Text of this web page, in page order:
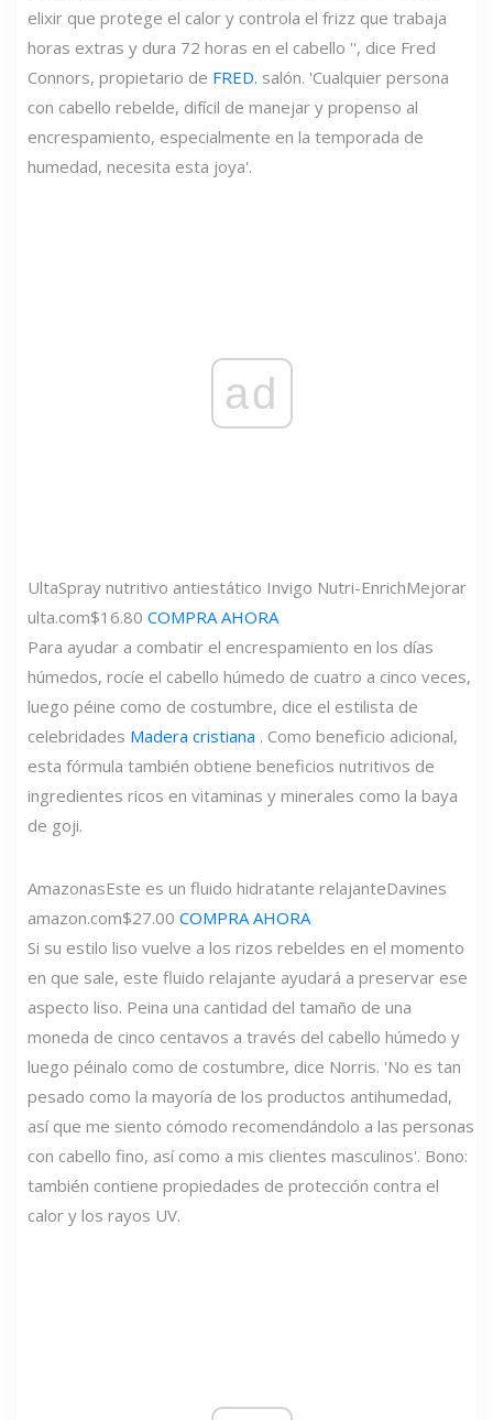
elixir que protege el calor y controla el frizz que trabaja
horas extras y dura 72 horas en el cabello '', dice Fred
Connors, propietario de FRED. salón. 'Cualquier persona
con cabello rebelde, difícil de manejar y propenso al
encrespamiento, especialmente en la temporada de
humedad, necesita esta joya'.
ad
UltaSpray nutritivo antiestático Invigo Nutri-EnrichMejorar
ulta.com$16.80 COMPRA AHORA
Para ayudar a combatir el encrespamiento en los días
húmedos, rocíe el cabello húmedo de cuatro a cinco veces,
luego péine como de costumbre, dice el estilista de
celebridades Madera cristiana . Como beneficio adicional,
esta fórmula también obtiene beneficios nutritivos de
ingredientes ricos en vitaminas y minerales como la baya
de goji.
AmazonasEste es un fluido hidratante relajanteDavines
amazon.com$27.00 COMPRA AHORA
Si su estilo liso vuelve a los rizos rebeldes en el momento
en que sale, este fluido relajante ayudará a preservar ese
aspecto liso. Peina una cantidad del tamaño de una
moneda de cinco centavos a través del cabello húmedo y
luego péinalo como de costumbre, dice Norris. 'No es tan
pesado como la mayoría de los productos antihumedad,
así que me siento cómodo recomendándolo a las personas
con cabello fino, así como a mis clientes masculinos'. Bono:
también contiene propiedades de protección contra el
calor y los rayos UV.